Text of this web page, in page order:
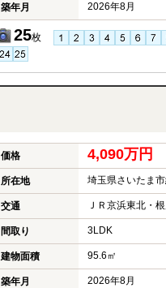
築年月 2026年8月
25枚
価格 4,090万円
所在地 埼玉県さいたま
交通 ＪＲ京浜東北・
間取り 3LDK
建物面積 95.6㎡
築年月 2026年8月